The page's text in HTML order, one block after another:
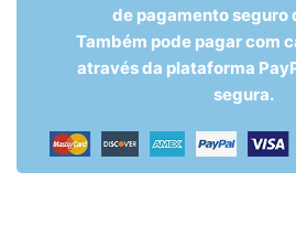
de pagamento seguro
Também pode pagar com
através da plataforma
segura.